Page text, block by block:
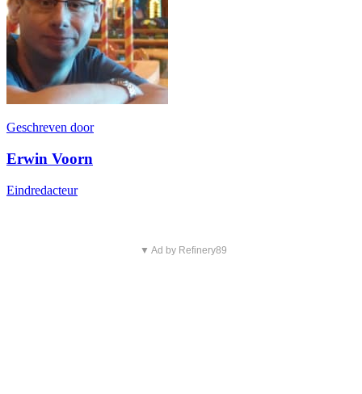
Geschreven door
Erwin Voorn
Eindredacteur
▼ Ad by Refinery89